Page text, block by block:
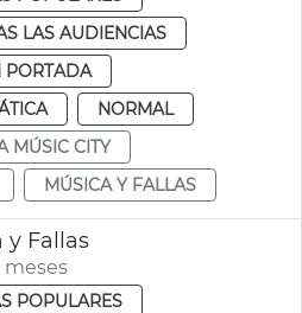
LAS AUDIENCIAS
PORTADA
NORMAL
MÚSIC CITY
MÚSICA Y FALLAS
y Fallas
POPULARES